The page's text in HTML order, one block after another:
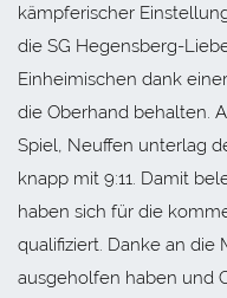
kämpferischer
die SG Hegensberg-
Einheimischen dank
die Oberhand behalten.
Spiel, Neuffen unterlag
knapp mit 9:11. Damit
haben sich für die
qualifiziert. Danke an die
ausgeholfen haben und